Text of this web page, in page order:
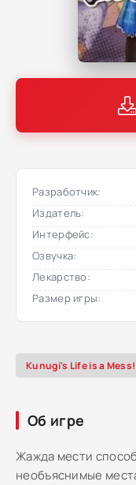
Разработчик:
Издатель:
Интерфейс:
Озвучка:
Лекарство:
Размер игры:
Kunugi's Life is a Mess!
Об игре
Жажда мести
необъяснимые